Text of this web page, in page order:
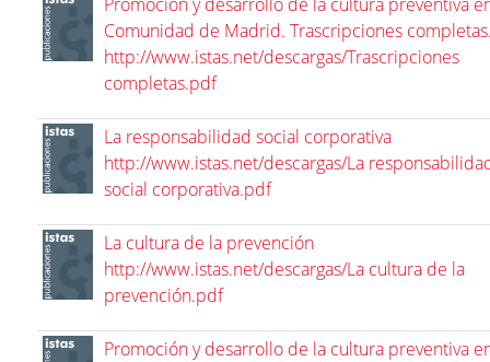
Comunidad de Madrid. Trascripciones
http://www.istas.net/descargas/Trascripciones
completas.pdf
La responsabilidad social corporativa
http://www.istas.net/descargas/La
social corporativa.pdf
La cultura de la prevención
http://www.istas.net/descargas/La cultura de la
prevención.pdf
Promoción y desarrollo de la cultura preventiva